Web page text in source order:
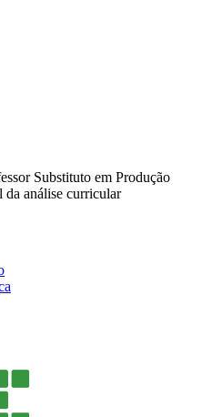
Substituto em Produção
análise curricular